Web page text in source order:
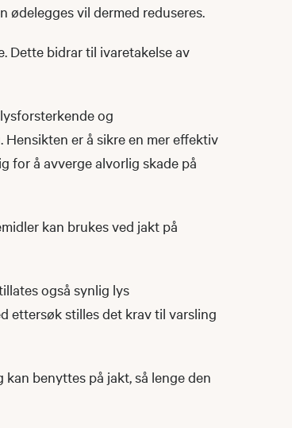
ødelegges vil dermed reduseres.
Dette bidrar til ivaretakelse av
og
er å sikre en mer effektiv
for å avverge alvorlig skade på
kan brukes ved jakt på
også synlig lys
ettersøk stilles det krav til varsling
benyttes på jakt, så lenge den